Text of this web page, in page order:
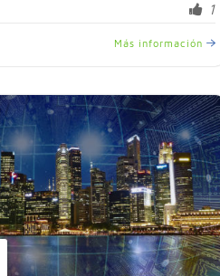
1
Más información